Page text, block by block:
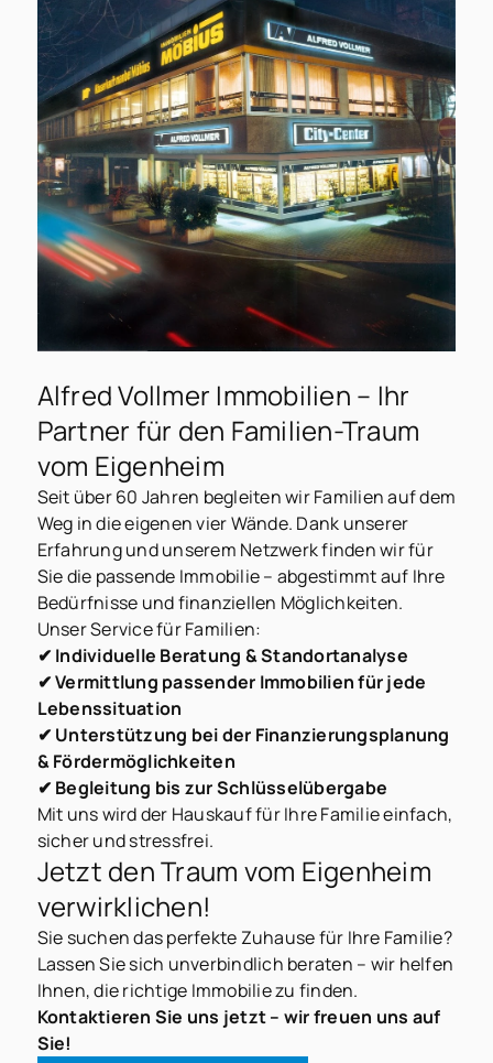
Alfred Vollmer Immobilien – Ihr
Partner für den Familien-Traum
vom Eigenheim
Seit über 60 Jahren begleiten wir Familien auf dem
Weg in die eigenen vier Wände. Dank unserer
Erfahrung und unserem Netzwerk finden wir für
Sie die passende Immobilie – abgestimmt auf Ihre
Bedürfnisse und finanziellen Möglichkeiten.
Unser Service für Familien:
✔ Individuelle Beratung & Standortanalyse
✔ Vermittlung passender Immobilien für jede
Lebenssituation
✔ Unterstützung bei der Finanzierungsplanung
& Fördermöglichkeiten
✔ Begleitung bis zur Schlüsselübergabe
Mit uns wird der Hauskauf für Ihre Familie einfach,
sicher und stressfrei.
Jetzt den Traum vom Eigenheim
verwirklichen!
Sie suchen das perfekte Zuhause für Ihre Familie?
Lassen Sie sich unverbindlich beraten – wir helfen
Ihnen, die richtige Immobilie zu finden.
Kontaktieren Sie uns jetzt – wir freuen uns auf
Sie!